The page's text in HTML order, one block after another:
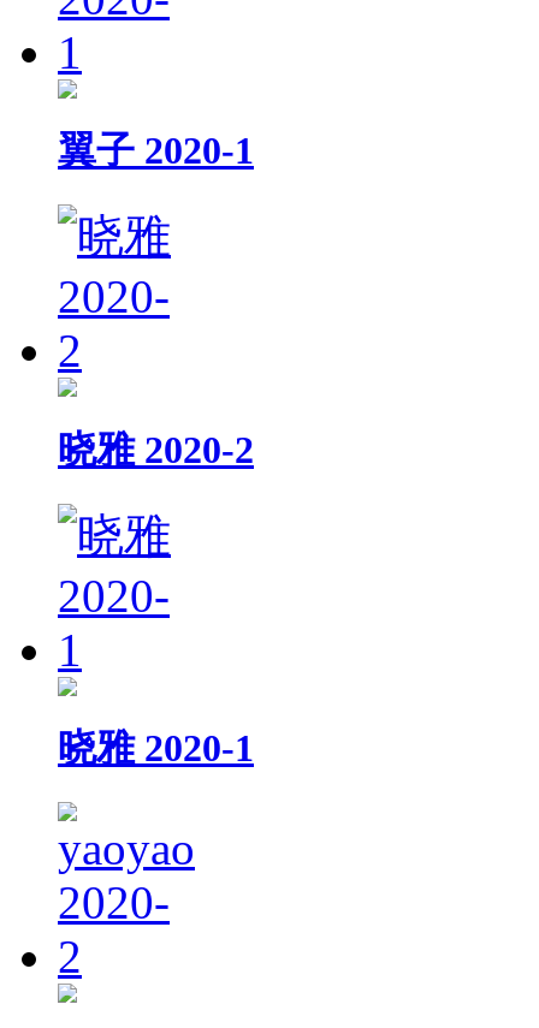
翼子 2020-1
晓雅 2020-2
晓雅 2020-1